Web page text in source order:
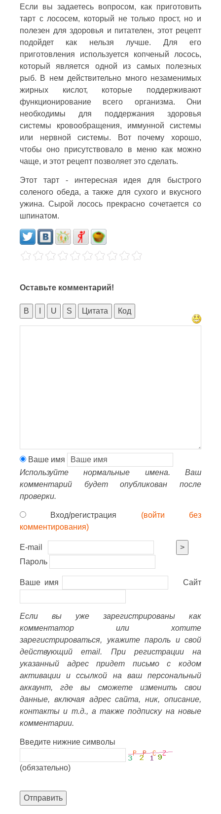
Если вы задаетесь вопросом, как приготовить
тарт с лососем, который не только прост, но и
полезен для здоровья и питателен, этот рецепт
подойдет как нельзя лучше. Для его
приготовления используется копченый лосось,
который является одной из самых полезных
рыб. В нем действительно много незаменимых
жирных кислот, которые поддерживают
функционирование всего организма. Они
необходимы для поддержания здоровья
системы кровообращения, иммунной системы
или нервной системы. Вот почему хорошо,
чтобы оно присутствовало в меню как можно
чаще, и этот рецепт позволяет это сделать.
Этот тарт - интересная идея для быстрого
соленого обеда, а также для сухого и вкусного
ужина. Сырой лосось прекрасно сочетается со
шпинатом.
Оставьте комментарий!
B U S Цитата Код
Ваше имя
Используйте нормальные имена. Ваш
комментарий будет опубликован после
проверки.
Вход/регистрация (войти без
комментирования)
E-mail
>
Пароль
Ваше имя Сайт
Если вы уже зарегистрированы как
комментатор или хотите
зарегистрироваться, укажите пароль и свой
действующий email. При регистрации на
указанный адрес придет письмо с кодом
активации и ссылкой на ваш персональный
аккаунт, где вы сможете изменить свои
данные, включая адрес сайта, ник, описание,
контакты и т.д., а также подписку на новые
комментарии.
Введите нижние символы
(обязательно)
Отправить